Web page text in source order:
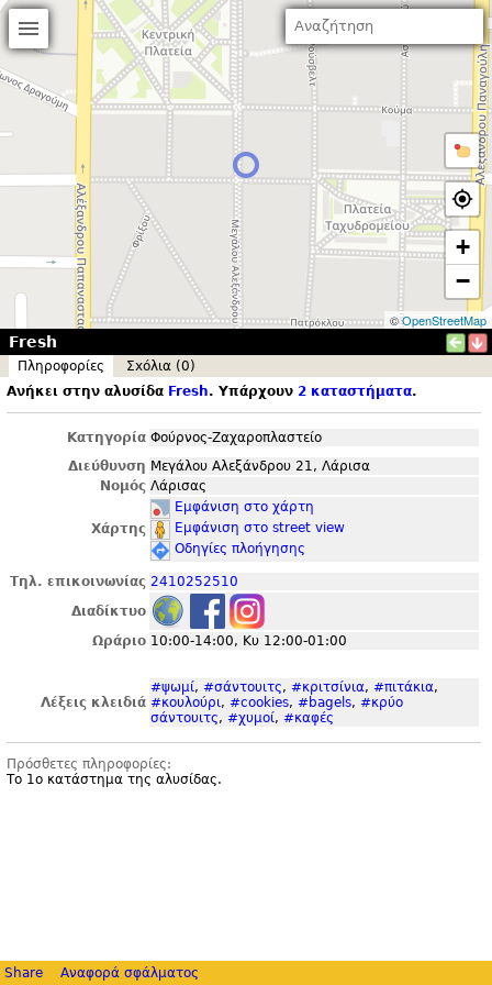
+
−
©OpenStreetMap
Fresh
Πληροφορίες
Σxόλια (0)
Ανήκει στην αλυσίδα Fresh. Υπάρχουν 2 καταστήματα.
Κατηγορία Φούρνος-Ζαχαροπλαστείο
Διεύθυνση Μεγάλου Αλεξάνδρου 21, Λάρισα
Νομός Λάρισας
Χάρτης
Εμφάνιση στο χάρτη
Εμφάνιση στο street view
Οδηγίες πλοήγησης
Τηλ. επικοινωνίας 2410252510
Διαδίκτυο
Ωράριο 10:00-14:00, Κυ 12:00-01:00
Λέξεις κλειδιά
#ψωμί, #σάντουιτς, #κριτσίνια, #πιτάκια,
#κουλούρι, #cookies, #bagels, #κρύο
σάντουιτς, #χυμοί, #καφές
Πρόσθετες πληροφορίες:
Το 1ο κατάστημα της αλυσίδας.
Share Αναφορά σφάλματος